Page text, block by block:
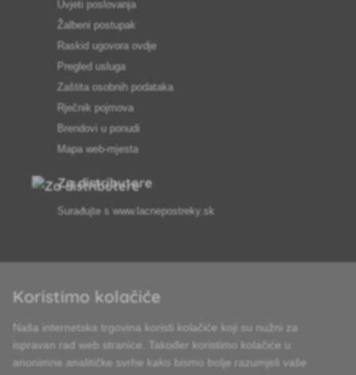
Uvjeti poslovanja
Žalbeni postupak
Raskid ugovora ovdje
Pregled usluga
Zaštita osobnih podataka
Rječnik pojmova
Brendovi u ponudi
Mapa web-mjesta
Za distributere
Surađujte s www.lacnepostreky.sk
Uvijek ćemo vas profesionalno savjetovati
Reklamacije obrađujemo u roku od 24 sata
Koristimo kolačiće
Naša internetska trgovina koristi kolačiće koji su nužni za
ispravan rad web stranice. Također koristimo kolačiće u
anonimne analitičke svrhe kako bismo bolje razumjeli vaše